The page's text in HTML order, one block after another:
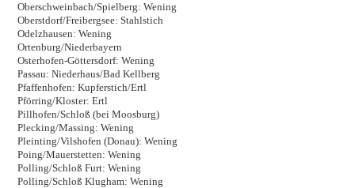
Oberschweinbach/Spielberg: Wening
Oberstdorf/Freibergsee: Stahlstich
Odelzhausen: Wening
Ortenburg/Niederbayern
Osterhofen-Göttersdorf: Wening
Passau: Niederhaus/Bad Kellberg
Pfaffenhofen: Kupferstich/Ertl
Pförring/Kloster: Ertl
Pillhofen/Schloß (bei Moosburg)
Plecking/Massing: Wening
Pleinting/Vilshofen (Donau): Wening
Poing/Mauerstetten: Wening
Polling/Schloß Furt: Wening
Polling/Schloß Klugham: Wening